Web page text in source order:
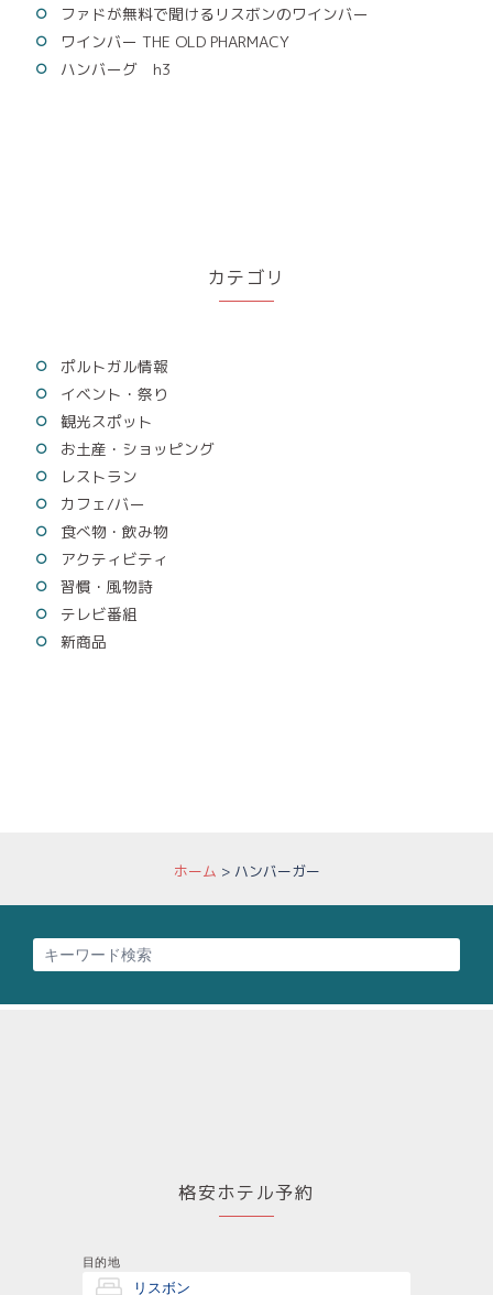
ファドが無料で聞けるリスボンのワインバー
ワインバー THE OLD PHARMACY
ハンバーグ h3
カテゴリ
ポルトガル情報
イベント・祭り
観光スポット
お土産・ショッピング
レストラン
カフェ/バー
食べ物・飲み物
アクティビティ
習慣・風物詩
テレビ番組
新商品
ホーム > ハンバーガー
格安ホテル予約
目的地